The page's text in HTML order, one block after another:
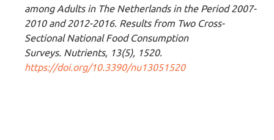
among Adults in The Netherlands in the Period 2007-
2010 and 2012-2016. Results from Two Cross-
Sectional National Food Consumption
Surveys. Nutrients, 13(5), 1520.
https://doi.org/10.3390/nu13051520